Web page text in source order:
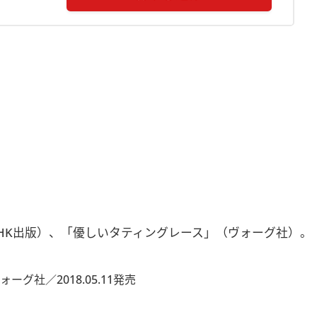
版）、「優しいタティングレース」（ヴォーグ社）。
ーグ社／2018.05.11発売